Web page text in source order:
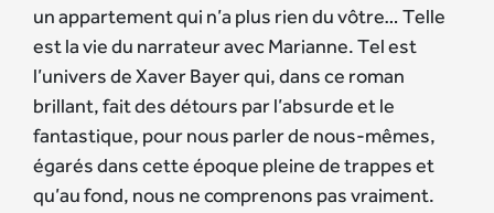
un appartement qui n’a plus rien du vôtre… Telle
est la vie du narrateur avec Marianne. Tel est
l’univers de Xaver Bayer qui, dans ce roman
brillant, fait des détours par l’absurde et le
fantastique, pour nous parler de nous-mêmes,
égarés dans cette époque pleine de trappes et
qu’au fond, nous ne comprenons pas vraiment.